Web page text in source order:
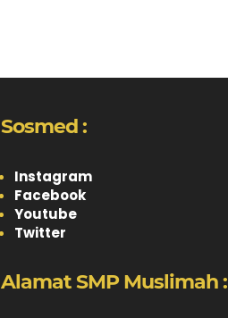
Sosmed :
Instagram
Facebook
Youtube
Twitter
Alamat SMP Muslimah :